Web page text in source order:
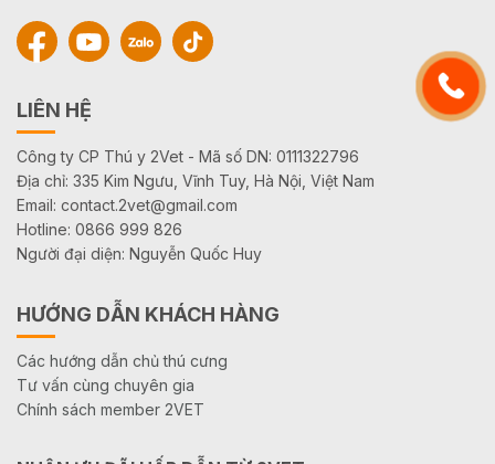
LIÊN HỆ
Công ty CP Thú y 2Vet - Mã số DN: 0111322796
Địa chỉ: 335 Kim Ngưu, Vĩnh Tuy, Hà Nội, Việt Nam
Email: contact.2vet@gmail.com
Hotline: 0866 999 826
Người đại diện: Nguyễn Quốc Huy
HƯỚNG DẪN KHÁCH HÀNG
Các hướng dẫn chủ thú cưng
Tư vấn cùng chuyên gia
Chính sách member 2VET